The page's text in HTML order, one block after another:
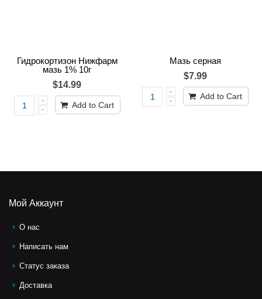
Гидрокортизон Нижфарм
мазь 1% 10г
$14.99
Add to Cart
Мазь серная
$7.99
Add to Cart
Мой Аккаунт
О нас
Написать нам
Статус заказа
Доставка